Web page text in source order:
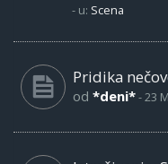
- u: Scena
Pridika
od *deni*-23